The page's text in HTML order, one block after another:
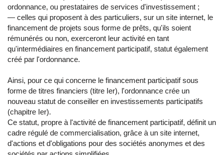
ordonnance, ou prestataires de services d'investissement ;
― celles qui proposent à des particuliers, sur un site internet, le
financement de projets sous forme de prêts, qu'ils soient
rémunérés ou non, exerceront leur activité en tant
qu'intermédiaires en financement participatif, statut également
créé par l'ordonnance.
Ainsi, pour ce qui concerne le financement participatif sous
forme de titres financiers (titre Ier), l'ordonnance crée un
nouveau statut de conseiller en investissements participatifs
(chapitre Ier).
Ce statut, propre à l'activité de financement participatif, définit un
cadre régulé de commercialisation, grâce à un site internet,
d'actions et d'obligations pour des sociétés anonymes et des